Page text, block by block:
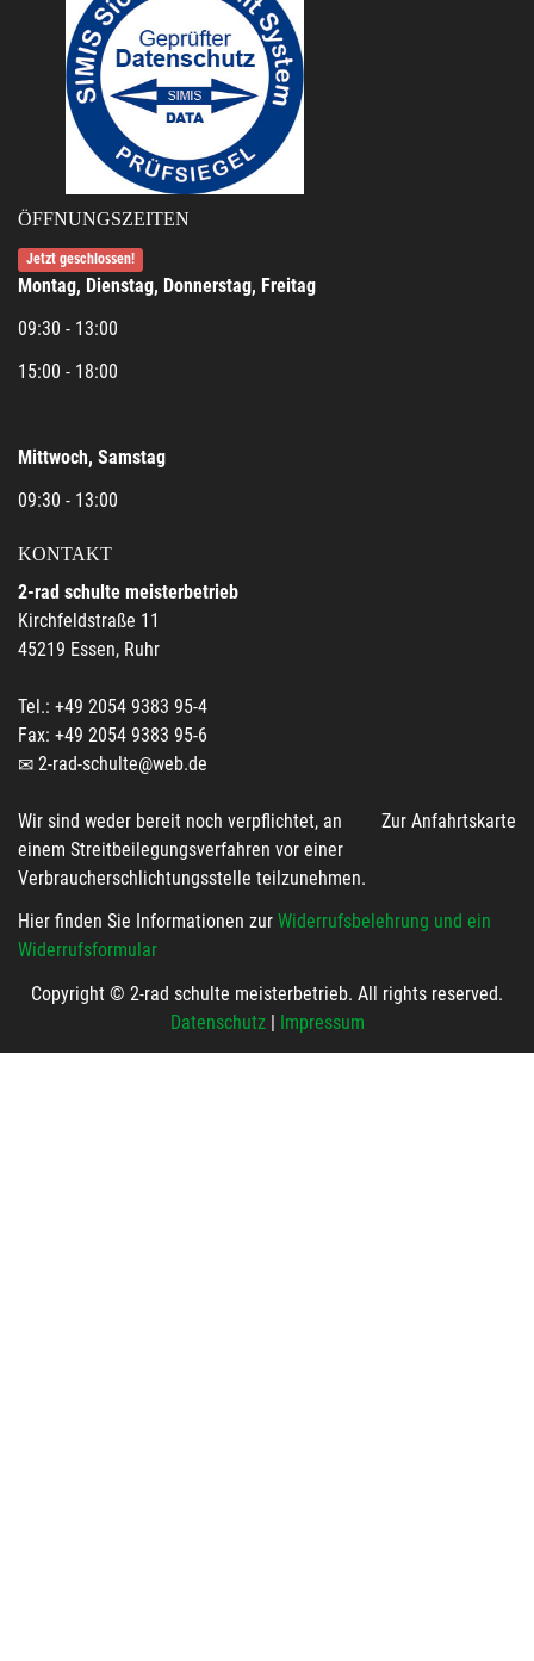
ÖFFNUNGSZEITEN
Jetzt geschlossen!
Montag, Dienstag, Donnerstag, Freitag
09:30 - 13:00
15:00 - 18:00
Mittwoch, Samstag
09:30 - 13:00
KONTAKT
2-rad schulte meisterbetrieb
Kirchfeldstraße 11
45219 Essen, Ruhr
Tel.: +49 2054 9383 95-4
Fax: +49 2054 9383 95-6
2-rad-schulte@web.de
Zur Anfahrtskarte
Wir sind weder bereit noch verpflichtet, an
einem Streitbeilegungsverfahren vor einer
Verbraucherschlichtungsstelle teilzunehmen.
Hier finden Sie Informationen zur Widerrufsbelehrung und ein
Widerrufsformular
Copyright © 2-rad schulte meisterbetrieb. All rights reserved.
Datenschutz| Impressum